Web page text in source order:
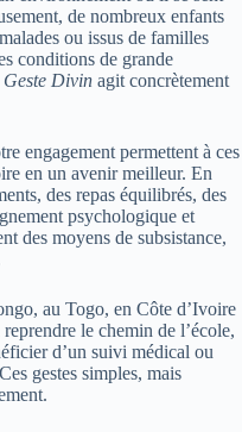
de nombreux enfants
ou issus de familles
conditions de grande
Divin agit concrètement
engagement permettent à ces
en un avenir meilleur. En
des repas équilibrés, des
psychologique et
des moyens de subsistance,
au Togo, en Côte d’Ivoire
le chemin de l’école,
d’un suivi médical ou
gestes simples, mais